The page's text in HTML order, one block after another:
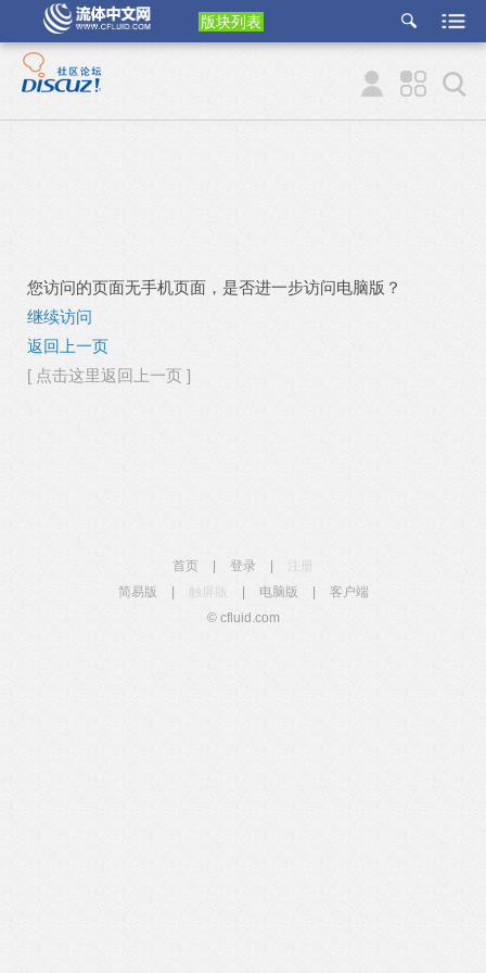
版块列表
etu
p
您访问的页面无手机页面，是否进一步访问电脑版？
继续访问
返回上一页
[ 点击这里返回上一页 ]
首页 登录
简易版
触屏版 电脑版
客户端
© cfluid.com